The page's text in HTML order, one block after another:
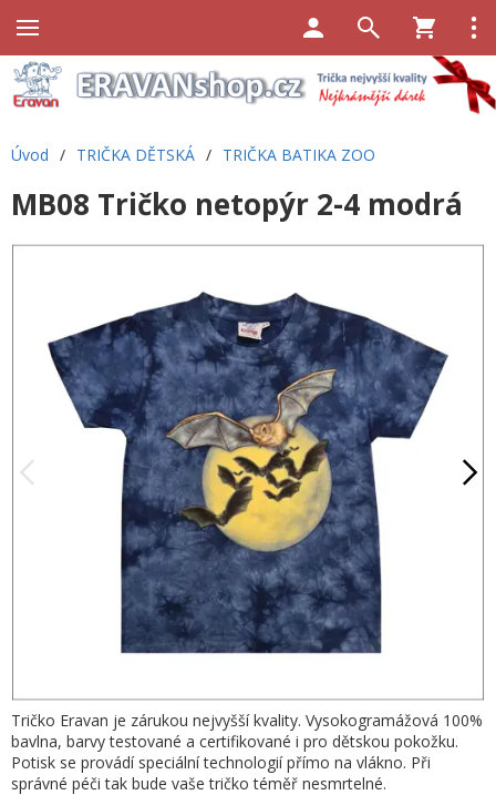
Úvod / TRIČKA DĚTSKÁ / TRIČKA BATIKA ZOO
MB08 Tričko netopýr 2-4 modrá
Tričko Eravan je zárukou nejvyšší kvality. Vysokogramážová 100%
bavlna, barvy testované a certifikované i pro dětskou pokožku.
Potisk se provádí speciální technologií přímo na vlákno. Při
správné péči tak bude vaše tričko téměř nesmrtelné.